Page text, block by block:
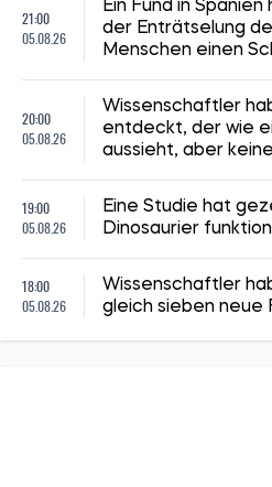
21:00
05.08.26
Ein Fund in
der Enträtselung
Menschen einen
20:00
05.08.26
Wissenschaftler
entdeckt, der wie
aussieht, aber
19:00
05.08.26
Eine Studie hat
Dinosaurier
18:00
05.08.26
Wissenschaftler
gleich sieben